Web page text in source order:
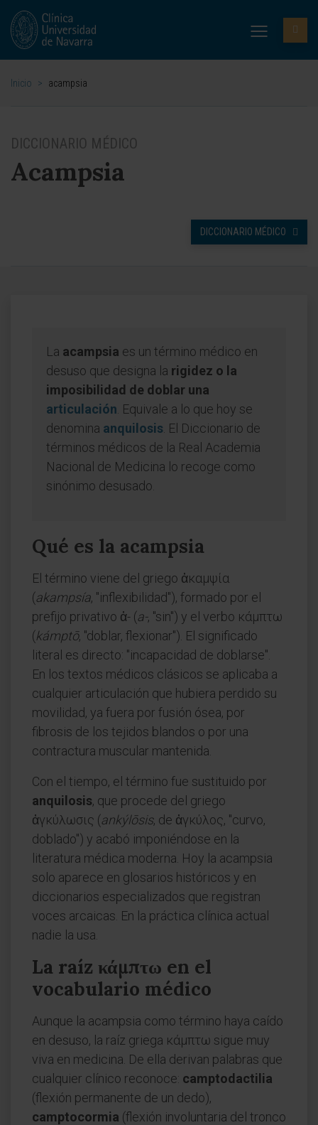
Inicio > acampsia
DICCIONARIO MÉDICO
Acampsia
DICCIONARIO MÉDICO
La acampsia es un término médico en
desuso que designa la rigidez o la
imposibilidad de doblar una
articulación . Equivale a lo que hoy se
denomina anquilosis . El Diccionario de
términos médicos de la Real Academia
Nacional de Medicina lo recoge como
sinónimo desusado.
Qué es la acampsia
El término viene del griego ἀκαμψία
(akampsía, "inflexibilidad"), formado por el
prefijo privativo ἀ- (a-, "sin") y el verbo κάμπτω
(kámptō, "doblar, flexionar"). El significado
literal es directo: "incapacidad de doblarse".
En los textos médicos clásicos se aplicaba a
cualquier articulación que hubiera perdido su
movilidad, ya fuera por fusión ósea, por
fibrosis de los tejidos blandos o por una
contractura muscular mantenida.
Con el tiempo, el término fue sustituido por
anquilosis, que procede del griego
ἀγκύλωσις (ankýlōsis, de ἀγκύλος, "curvo,
doblado") y acabó imponiéndose en la
literatura médica moderna. Hoy la acampsia
solo aparece en glosarios históricos y en
diccionarios especializados que registran
voces arcaicas. En la práctica clínica actual
nadie la usa.
La raíz κάμπτω en el
vocabulario médico
Aunque la acampsia como término haya caído
en desuso, la raíz griega κάμπτω sigue muy
viva en medicina. De ella derivan palabras que
cualquier clínico reconoce: camptodactilia
(flexión permanente de un dedo),
camptocormia (flexión involuntaria del tronco